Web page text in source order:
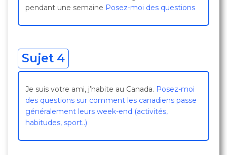
pendant une semaine Posez-moi des questions
Sujet 4
Je suis votre ami, j’habite au Canada. Posez-moi
des questions sur comment les canadiens passe
généralement leurs week-end (activités,
habitudes, sport..)